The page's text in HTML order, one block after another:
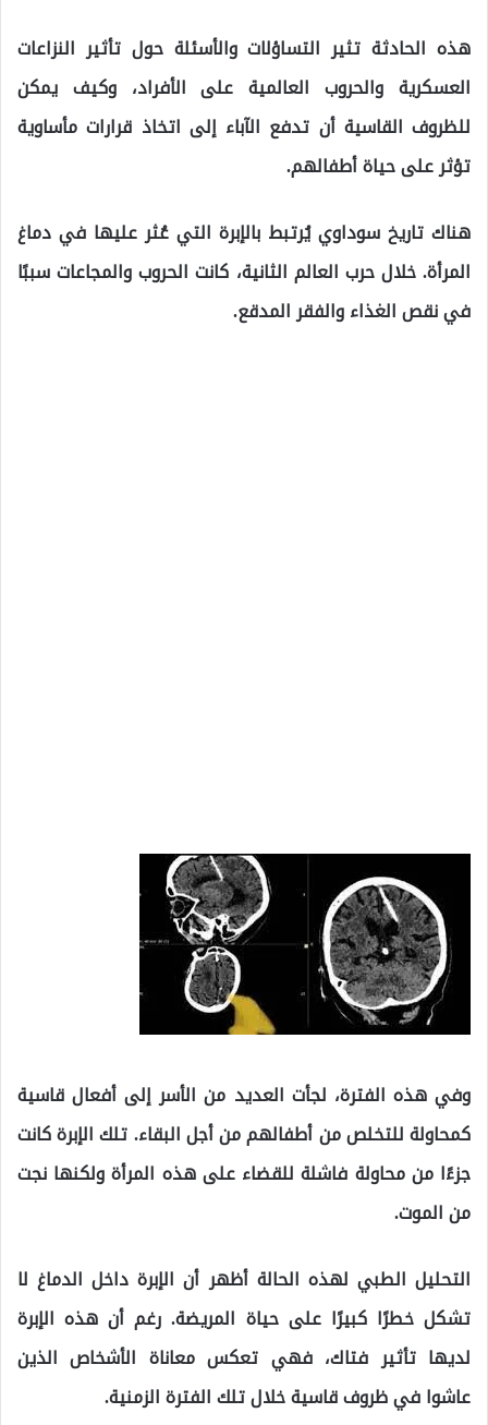
هذه الحادثة تثير التساؤلات والأسئلة حول تأثير النزاعات
العسكرية والحروب العالمية على الأفراد، وكيف يمكن
للظروف القاسية أن تدفع الآباء إلى اتخاذ قرارات مأساوية
تؤثر على حياة أطفالهم.
هناك تاريخ سوداوي يُرتبط بالإبرة التي عُثر عليها في دماغ
المرأة. خلال حرب العالم الثانية، كانت الحروب والمجاعات سببًا
في نقص الغذاء والفقر المدقع.
وفي هذه الفترة، لجأت العديد من الأسر إلى أفعال قاسية
كمحاولة للتخلص من أطفالهم من أجل البقاء. تلك الإبرة كانت
جزءًا من محاولة فاشلة للقضاء على هذه المرأة ولكنها نجت
من الموت.
التحليل الطبي لهذه الحالة أظهر أن الإبرة داخل الدماغ لا
تشكل خطرًا كبيرًا على حياة المريضة. رغم أن هذه الإبرة
لديها تأثير فتاك، فهي تعكس معاناة الأشخاص الذين
عاشوا في ظروف قاسية خلال تلك الفترة الزمنية.